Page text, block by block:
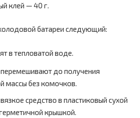
клей — 40 г.
батареи следующий:
в тепловатой воде.
до получения
массы без комочков.
средство в пластиковый сухой
крышкой.